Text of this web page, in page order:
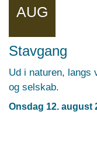
AUG
Stavgang
Ud i naturen, langs
og selskab.
Onsdag 12. august